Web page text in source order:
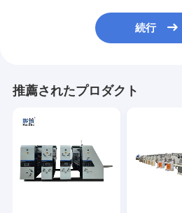
続行
推薦されたプロダクト